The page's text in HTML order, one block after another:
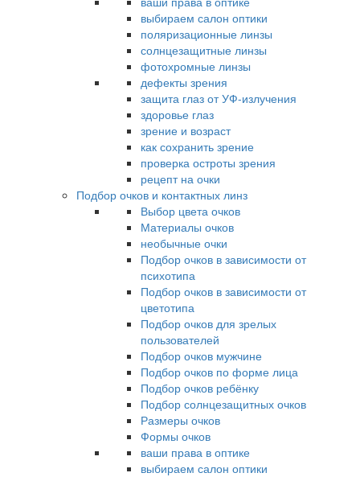
выбираем салон оптики
поляризационные линзы
солнцезащитные линзы
фотохромные линзы
дефекты зрения
защита глаз от УФ-излучения
здоровье глаз
зрение и возраст
как сохранить зрение
проверка остроты зрения
рецепт на очки
Подбор очков и контактных линз
Выбор цвета очков
Материалы очков
необычные очки
Подбор очков в зависимости от
психотипа
Подбор очков в зависимости от
цветотипа
Подбор очков для зрелых
пользователей
Подбор очков мужчине
Подбор очков по форме лица
Подбор очков ребёнку
Подбор солнцезащитных очков
Размеры очков
Формы очков
ваши права в оптике
выбираем салон оптики